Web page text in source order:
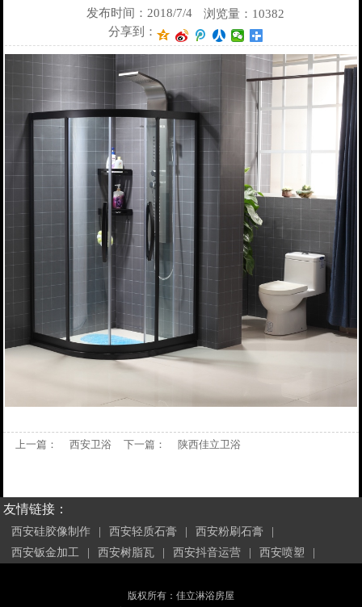
发布时间：2018/7/4
浏览量：10382
分享到：
上一篇： 西安卫浴 下一篇： 陕西佳立卫浴
友情链接：
西安硅胶像制作 西安轻质石膏 西安粉刷石膏
西安钣金加工
西安树脂瓦 西安抖音运营 西安喷塑
版权所有：佳立淋浴房屋